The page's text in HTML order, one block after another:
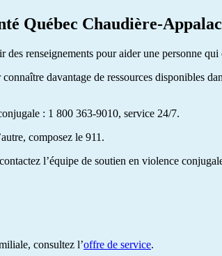
Québec Chaudière-
renseignements pour aider une personne
davantage de ressources disponibles
: 1 800 363-9010, service 24/7.
composez le 911.
l’équipe de soutien en violence
consultez l’offre de service.